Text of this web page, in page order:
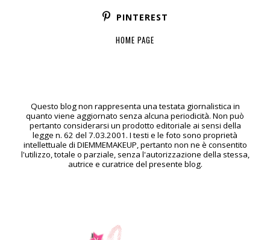
PINTEREST
HOME PAGE
Questo blog non rappresenta una testata giornalistica in
quanto viene aggiornato senza alcuna periodicità. Non può
pertanto considerarsi un prodotto editoriale ai sensi della
legge n. 62 del 7.03.2001. I testi e le foto sono proprietà
intellettuale di DIEMMEMAKEUP, pertanto non ne è consentito
l'utilizzo, totale o parziale, senza l'autorizzazione della stessa,
autrice e curatrice del presente blog.